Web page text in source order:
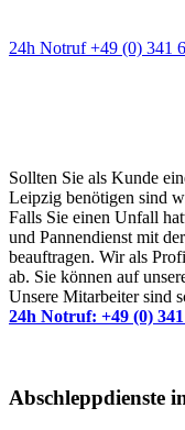
24h Notruf +49 (0) 341
Sollten Sie als Kunde
Leipzig benötigen sind
Falls Sie einen Unfall
und Pannendienst mit
beauftragen. Wir als
ab. Sie können auf
Unsere Mitarbeiter sind
24h Notruf: +49 (0)
Abschleppdienste